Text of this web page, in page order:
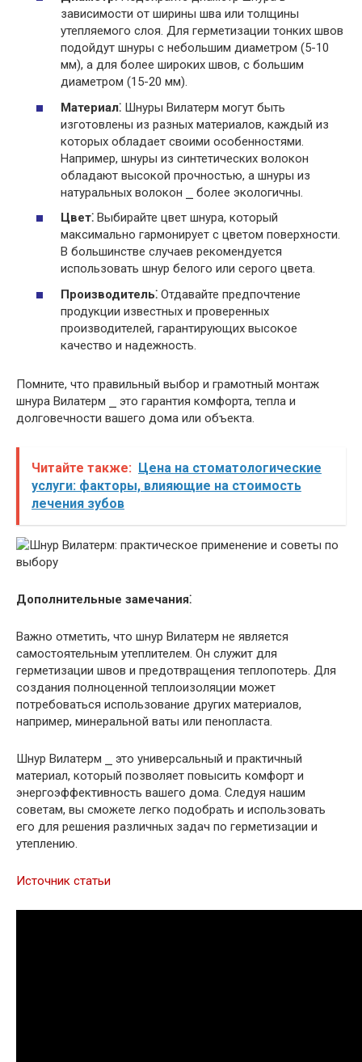
зависимости от ширины шва или толщины
утепляемого слоя. Для герметизации тонких швов
подойдут шнуры с небольшим диаметром (5-10
мм), а для более широких швов, с большим
диаметром (15-20 мм).
Материал⁚ Шнуры Вилатерм могут быть
изготовлены из разных материалов, каждый из
которых обладает своими особенностями.
Например, шнуры из синтетических волокон
обладают высокой прочностью, а шнуры из
натуральных волокон ⎯ более экологичны.
Цвет⁚ Выбирайте цвет шнура, который
максимально гармонирует с цветом поверхности.
В большинстве случаев рекомендуется
использовать шнур белого или серого цвета.
Производитель⁚ Отдавайте предпочтение
продукции известных и проверенных
производителей, гарантирующих высокое
качество и надежность.
Помните, что правильный выбор и грамотный монтаж
шнура Вилатерм ⎯ это гарантия комфорта, тепла и
долговечности вашего дома или объекта.
Читайте также: Цена на стоматологические
услуги: факторы, влияющие на стоимость
лечения зубов
Дополнительные замечания⁚
Важно отметить, что шнур Вилатерм не является
самостоятельным утеплителем. Он служит для
герметизации швов и предотвращения теплопотерь. Для
создания полноценной теплоизоляции может
потребоваться использование других материалов,
например, минеральной ваты или пенопласта.
Шнур Вилатерм ⎯ это универсальный и практичный
материал, который позволяет повысить комфорт и
энергоэффективность вашего дома. Следуя нашим
советам, вы сможете легко подобрать и использовать
его для решения различных задач по герметизации и
утеплению.
Источник статьи